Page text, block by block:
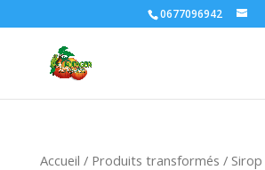
0677096942
Accueil / Produits transformés / Sirop